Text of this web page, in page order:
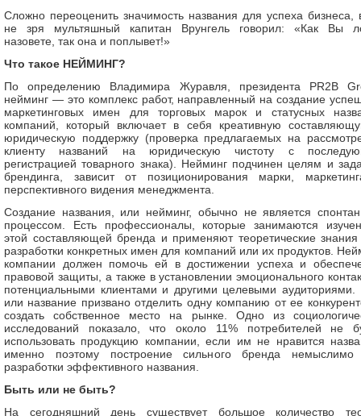
Сложно переоценить значимость названия для успеха бизнеса,
не зря мультяшный капитан Врунгель говорил: «Как Вы
назовете, так она и поплывет!»
Что такое НЕЙМИНГ?
По определению Владимира Журавля, президента PR2B
нейминг — это комплекс работ, направленный на создание
маркетинговых имен для торговых марок и статусных
компаний, который включает в себя креативную
юридическую поддержку (проверка предлагаемых на
клиенту названий на юридическую чистоту с
регистрацией товарного знака). Нейминг подчинен целям и
брендинга, зависит от позиционирования марки,
перспективного видения менеджмента.
Создание названия, или нейминг, обычно не является
процессом. Есть профессионалы, которые занимаются
этой составляющей бренда и применяют теоретические
разработки конкретных имен для компаний или их продуктов.
компании должен помочь ей в достижении успеха и
правовой защиты, а также в установлении эмоционального
потенциальными клиентами и другими целевыми
или название призвано отделить одну компанию от ее
создать собственное место на рынке. Одно из
исследований показало, что около 11% потребителей не
использовать продукцию компании, если им не нравится
именно поэтому построение сильного бренда немыслимо
разработки эффективного названия.
Быть или не быть?
На сегодняшний день существует большое количество